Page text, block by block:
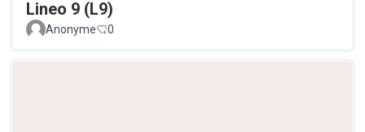
Lineo 9 (L9)
Anonyme 0